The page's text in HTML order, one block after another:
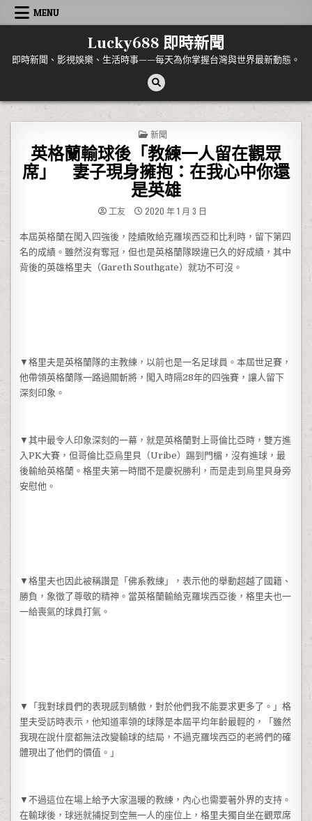
Skip to content
MENU
Lucky688 即時新聞
即時新聞、影視娛樂、生活時事——每天為你掌握台灣與世界最新動態。
POSTED IN
新聞
英格蘭輸球後「教練一人留在觀眾
席」 妻子現身擁抱：在我心中你還
是英雄
工友 2020 年 1 月 3 日
本屆英格蘭在闖入四強後，陸續敗給克羅埃西亞和比利時，留下第四
名的成績。雖然沒有奪冠，但也是英格蘭隊睽違已久的好成績，其中
背後的英雄格里夫（Gareth Southgate）就功不可沒。
▼格里夫是英格蘭隊的主教練，以前也是一名足球員。本屆世足賽，
他帶領英格蘭隊一路過關斬將，闖入時隔28年的四強賽，讓人留下
深刻印象。
▼其中最令人印象深刻的一幕，就是英格蘭對上哥倫比亞時，雙方進
入PK大賽，但哥倫比亞烏里貝（Uribe）踢到門楣，沒有進球，最
後輸給英格蘭。格里夫第一時間不是慶祝勝利，而是走到烏里貝身旁
安慰他。
▼格里夫也因此被稱讚是「佛系教練」，表示他的舉動超越了國籍、
勝負，象徵了尊敬的精神。當英格蘭輸給克羅埃西亞後，格里夫也一
一給喪氣的球員打氣。
▼「我對球員們的表現感到驕傲，對於他們我不能要求更多了。」格
里夫受訪時表示，他知道率領的球隊是本屆平均年齡最輕的，「雖然
我現在說什麼都無法改變輸球的結局，不過克羅埃西亞的老將們的確
體現出了他們的價值。」
▼不過這位在場上給予大家溫暖的教練，內心也需要著外界的支持。
在輸球後，球迷就捕捉到空無一人的座位上，格里夫獨自坐在觀眾席